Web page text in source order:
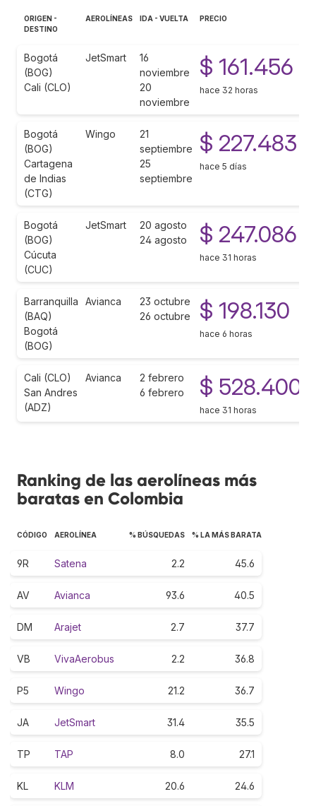
ORIGEN -
DESTINO
AEROLÍNEAS IDA - VUELTA PRECIO
Bogotá
(BOG)
Cali (CLO)
JetSmart
16
noviembre
20
noviembre
$ 161.456
hace 32 horas
Bogotá
(BOG)
Cartagena
de Indias
(CTG)
Wingo
21
septiembre
25
septiembre
$ 227.483
hace 5 días
Bogotá
(BOG)
Cúcuta
(CUC)
JetSmart
20 agosto
24 agosto
$ 247.086
hace 31 horas
Barranquilla
(BAQ)
Bogotá
(BOG)
Avianca
23 octubre
26 octubre
$ 198.130
hace 6 horas
Cali (CLO)
San Andres
(ADZ)
Avianca
2 febrero
6 febrero
$ 528.400
hace 31 horas
Ranking de las aerolíneas más
baratas en Colombia
CÓDIGO AEROLÍNEA % BÚSQUEDAS % LA MÁS BARATA
9R Satena 2.2 45.6
AV Avianca 93.6 40.5
DM Arajet 2.7 37.7
VB VivaAerobus 2.2 36.8
P5 Wingo 21.2 36.7
JA JetSmart 31.4 35.5
TP TAP 8.0 27.1
KL KLM 20.6 24.6